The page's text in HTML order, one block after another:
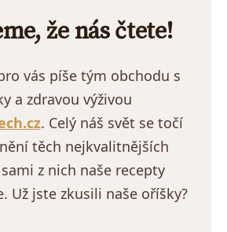
že nás čtete!
vás píše tým obchodu s
a zdravou výživou
. Celý náš svět se točí
těch nejkvalitnějších
z nich naše recepty
Už jste zkusili naše oříšky?